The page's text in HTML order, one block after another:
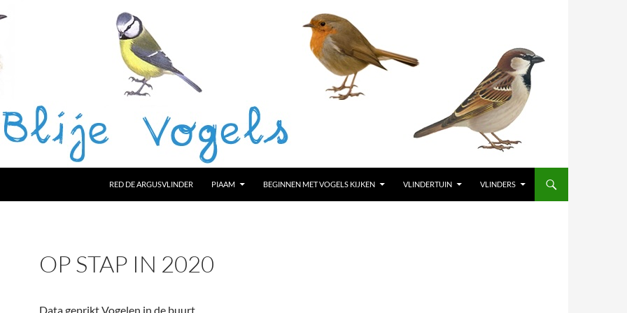
RED DE ARGUSVLINDER PIAAM BEGINNEN MET VOGELS KIJKEN VLINDERTUIN VLINDERS
OP STAP IN 2020
Data geprikt Vogelen in de buurt